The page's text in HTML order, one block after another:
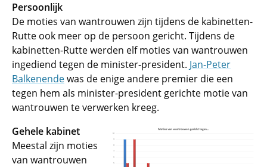
Persoonlijk
De moties van wantrouwen zijn tijdens de kabinetten-
Rutte ook meer op de persoon gericht. Tijdens de
kabinetten-Rutte werden elf moties van wantrouwen
ingediend tegen de minister-president. Jan-Peter
Balkenendewas de enige andere premier die een
tegen hem als minister-president gerichte motie van
wantrouwen te verwerken kreeg.
Gehele kabinet
Meestal zijn moties
van wantrouwen